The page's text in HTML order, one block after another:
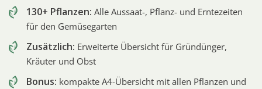
130+ Pflanzen: Alle Aussaat-, Pflanz- und Erntezeiten
für den Gemüsegarten
Zusätzlich: Erweiterte Übersicht für Gründünger,
Kräuter und Obst
Bonus: kompakte A4-Übersicht mit allen Pflanzen und